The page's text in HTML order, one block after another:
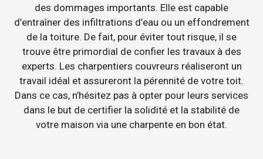
des dommages importants. Elle est capable
d’entraîner des infiltrations d’eau ou un effondrement
de la toiture. De fait, pour éviter tout risque, il se
trouve être primordial de confier les travaux à des
experts. Les charpentiers couvreurs réaliseront un
travail idéal et assureront la pérennité de votre toit.
Dans ce cas, n’hésitez pas à opter pour leurs services
dans le but de certifier la solidité et la stabilité de
votre maison via une charpente en bon état.